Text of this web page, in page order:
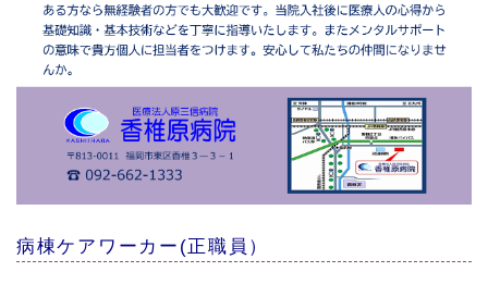
病棟ケアワーカー(正職員）